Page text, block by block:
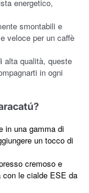
energetico,
smontabili e
veloce per un caffè
alta qualità, queste
in ogni
in una gamma di
un tocco di
cremoso e
con le cialde ESE da